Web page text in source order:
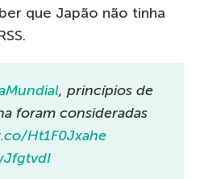
que Japão não tinha
, princípios de
foram consideradas
Ht1F0Jxahe